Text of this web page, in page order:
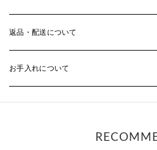
返品・配送について
お手入れについて